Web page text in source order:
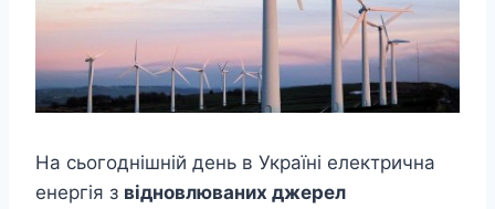
На сьогоднішній день в Україні електрична
енергія з відновлюваних джерел